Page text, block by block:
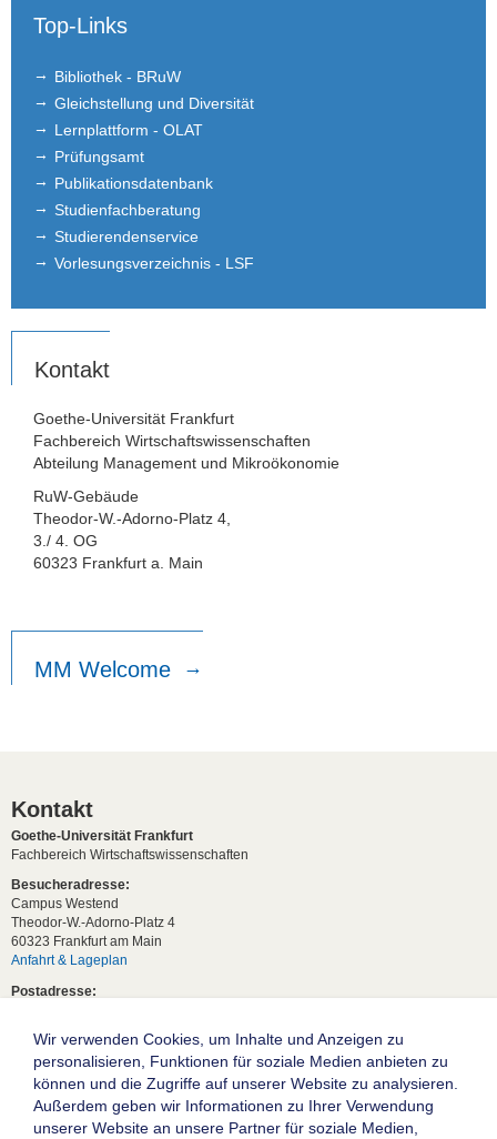
Top-Links
Bibliothek - BRuW
Gleichstellung und Diversität
Lernplattform - OLAT
Prüfungsamt
Publikationsdatenbank
Studienfachberatung
Studierendenservice
Vorlesungsverzeichnis - LSF
Kontakt
Goethe-Universität Frankfurt
Fachbereich Wirtschaftswissenschaften
Abteilung Management und Mikroökonomie
RuW-Gebäude
Theodor-W.-Adorno-Platz 4,
3./ 4. OG
60323 Frankfurt a. Main
MM Welcome
Kontakt
Goethe-Universität Frankfurt
Fachbereich Wirtschaftswissenschaften
Besucheradresse:
Campus Westend
Theodor-W.-Adorno-Platz 4
60323 Frankfurt am Main
Anfahrt & Lageplan
Postadresse:
Studentische Anfragen:
studium[at]wiwi.uni-frankfurt[dot]de
Allgemeine Anfragen:
dekanat02[at]wiwi.uni-frankfurt[dot]de
Wir verwenden Cookies, um Inhalte und Anzeigen zu
personalisieren, Funktionen für soziale Medien anbieten zu
können und die Zugriffe auf unserer Website zu analysieren.
Außerdem geben wir Informationen zu Ihrer Verwendung
unserer Website an unsere Partner für soziale Medien,